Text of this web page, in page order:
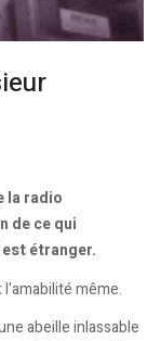
la radio
de ce qui
étranger.
même.
abeille inlassable